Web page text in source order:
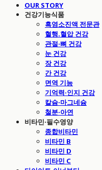
OUR STORY
건강기능식품
흑염소진액 전문관
혈행.혈압 건강
관절·뼈 건강
눈 건강
장 건강
간 건강
면역 기능
기억력·인지 건강
칼슘·마그네슘
철분·아연
비타민·필수영양
종합비타민
비타민 B
비타민 D
비타민 C